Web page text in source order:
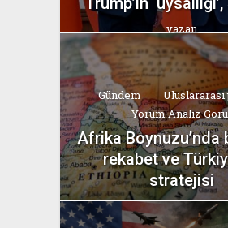
yazan
Bahri Ak
Gündem
Yorum Analiz
Afrika Boynuzu’nda
rekabet ve
stratejisi
yazan
Bahri Ak